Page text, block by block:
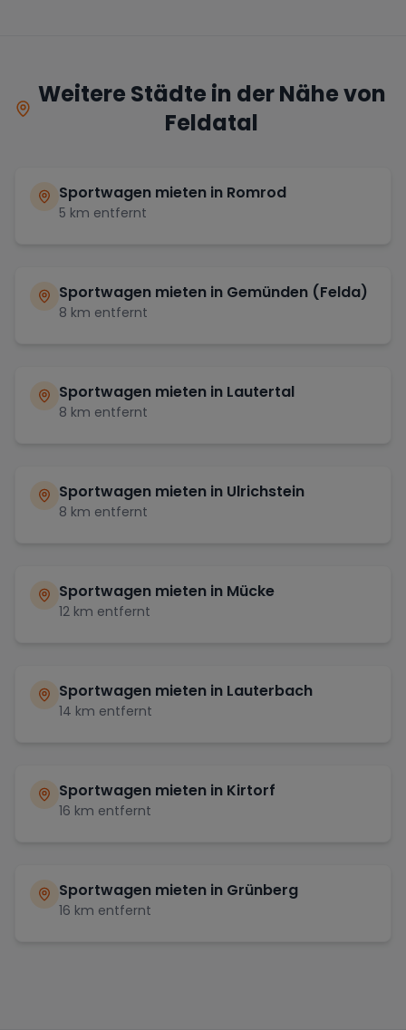
Weitere Städte in der Nähe von
Feldatal
Sportwagen mieten in Romrod
5 km entfernt
Sportwagen mieten in Gemünden (Felda)
8 km entfernt
Sportwagen mieten in Lautertal
8 km entfernt
Sportwagen mieten in Ulrichstein
8 km entfernt
Sportwagen mieten in Mücke
12 km entfernt
Sportwagen mieten in Lauterbach
14 km entfernt
Sportwagen mieten in Kirtorf
16 km entfernt
Sportwagen mieten in Grünberg
16 km entfernt